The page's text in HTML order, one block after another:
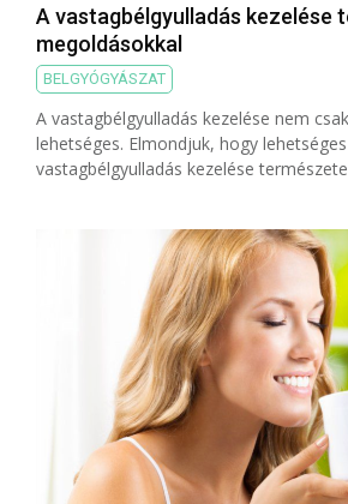
A vastagbélgyulladás kezelése
megoldásokkal
BELGYÓGYÁSZAT
A vastagbélgyulladás kezelése nem
lehetséges. Elmondjuk, hogy
vastagbélgyulladás kezelése